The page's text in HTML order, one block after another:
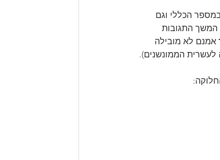
הכללי וגם
המשך התגובות
אמנם לא מובילה
הממונשנים).